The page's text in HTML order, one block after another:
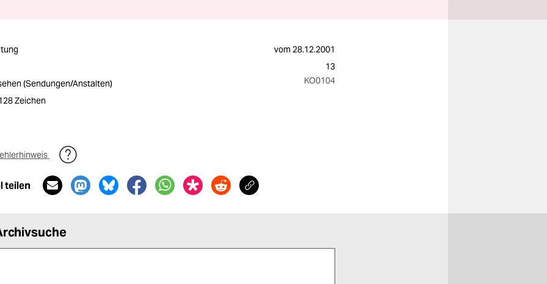
vom28.12.2001
13
(Sendungen/Anstalten)
KO0104
Zeichen
teilen